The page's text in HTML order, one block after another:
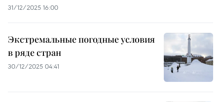
31/12/2025 16:00
Экстремальные погодные условия
в ряде стран
30/12/2025 04:41